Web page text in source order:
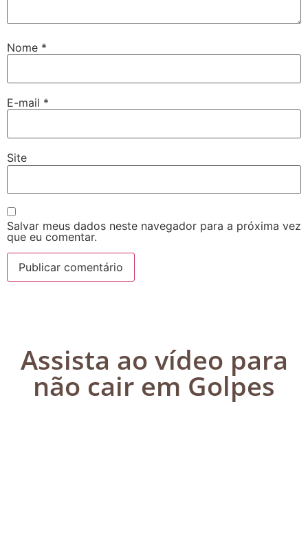
Nome *
E-mail *
Site
Salvar meus dados neste navegador para a próxima vez
que eu comentar.
Assista ao vídeo para
não cair em Golpes